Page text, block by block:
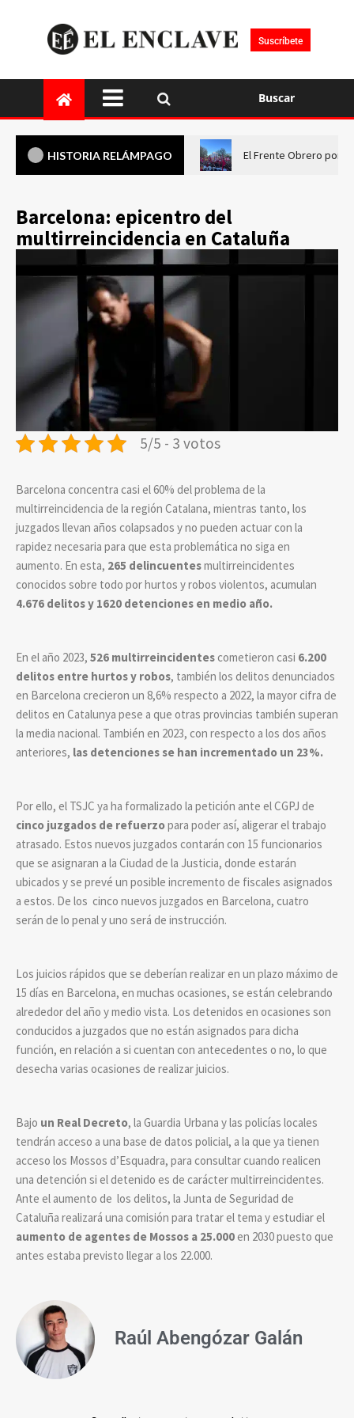
Suscríbete
Buscar
HISTORIA RELÁMPAGO El Frente Obrero pone
Barcelona: epicentro del
multirreincidencia en Cataluña
5/5 - 3 votos
Barcelona concentra casi el 60% del problema de la
multirreincidencia de la región Catalana, mientras tanto, los
juzgados llevan años colapsados y no pueden actuar con la
rapidez necesaria para que esta problemática no siga en
aumento. En esta, 265 delincuentesmultirreincidentes
conocidos sobre todo por hurtos y robos violentos, acumulan
4.676 delitos y 1620 detenciones en medio año.
En el año 2023, 526 multirreincidentescometieron casi 6.200
delitos entre hurtos y robos, también los delitos denunciados
en Barcelona crecieron un 8,6% respecto a 2022, la mayor cifra de
delitos en Catalunya pese a que otras provincias también superan
la media nacional. También en 2023, con respecto a los dos años
anteriores, las detenciones se han incrementado un 23%.
Por ello, el TSJC ya ha formalizado la petición ante el CGPJ de
cinco juzgados de refuerzopara poder así, aligerar el trabajo
atrasado. Estos nuevos juzgados contarán con 15 funcionarios
que se asignaran a la Ciudad de la Justicia, donde estarán
ubicados y se prevé un posible incremento de fiscales asignados
a estos. De los cinco nuevos juzgados en Barcelona, cuatro
serán de lo penal y uno será de instrucción.
Los juicios rápidos que se deberían realizar en un plazo máximo de
15 días en Barcelona, en muchas ocasiones, se están celebrando
alrededor del año y medio vista. Los detenidos en ocasiones son
conducidos a juzgados que no están asignados para dicha
función, en relación a si cuentan con antecedentes o no, lo que
desecha varias ocasiones de realizar juicios.
Bajo un Real Decreto, la Guardia Urbana y las policías locales
tendrán acceso a una base de datos policial, a la que ya tienen
acceso los Mossos d’Esquadra, para consultar cuando realicen
una detención si el detenido es de carácter multirreincidentes.
Ante el aumento de los delitos, la Junta de Seguridad de
Cataluña realizará una comisión para tratar el tema y estudiar el
aumento de agentes de Mossos a 25.000en 2030 puesto que
antes estaba previsto llegar a los 22.000.
Raúl Abengózar Galán